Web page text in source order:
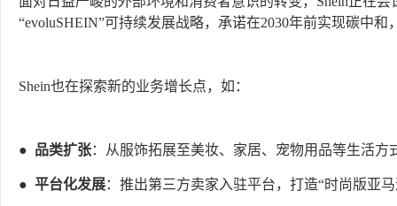
“evoluSHEIN”可持续发展战略，承诺在2030年前实现碳中
Shein也在探索新的业务增长点，如：
● 品类扩张：从服饰拓展至美妆、家居、宠物用品等生活方
● 平台化发展：推出第三方卖家入驻平台，打造“时尚版亚